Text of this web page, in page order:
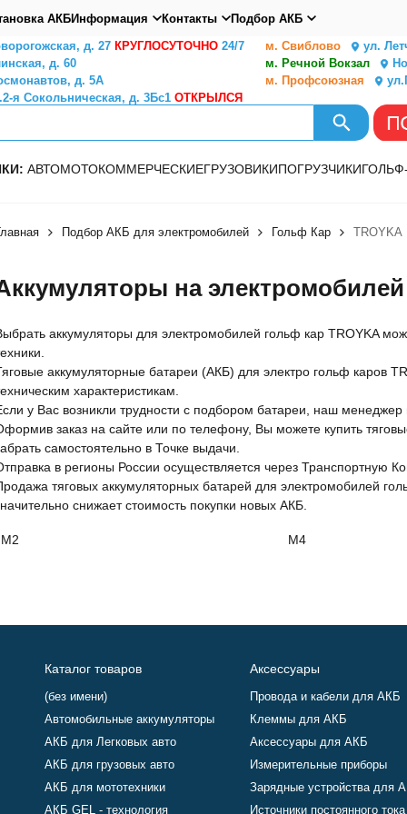
АКБИнформация Контакты Подбор АКБ
д. 27 КРУГЛОСУТОЧНО24/7 м. Свиблово ул.
д. 60 м. Речной Вокзал
д. 5А м. Профсоюзная
я Сокольническая, д. 3Бс1 ОТКРЫЛСЯ
АВТОМОТОКОММЕРЧЕСКИЕГРУЗОВИКИПОГРУЗЧИКИ
Подбор АКБ для электромобилей Гольф Кар TROYKA
на
аккумуляторы для электромобилей гольф кар TROYKA
аккумуляторные батареи (АКБ) для электро гольф каров
характеристикам.
у Вас возникли трудности с подбором батареи, наш
заказ на сайте или по телефону, Вы можете купить
самостоятельно в Точке выдачи.
в регионы России осуществляется через Транспортную
тяговых аккумуляторных батарей для электромобилей
снижает стоимость покупки новых АКБ.
M2 M4
Каталог товаров
(без имени)
Автомобильные аккумуляторы
АКБ для Легковых авто
АКБ для грузовых авто
АКБ для мототехники
АКБ GEL - технология
Аксессуары
Провода и кабели для АКБ
Клеммы для АКБ
Аксессуары для АКБ
Измерительные приборы
Зарядные устройства для
Источники постоянного тока